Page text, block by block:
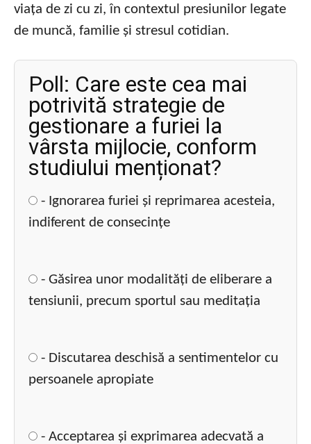
viața de zi cu zi, în contextul presiunilor legate
de muncă, familie și stresul cotidian.
Poll: Care este cea mai
potrivită strategie de
gestionare a furiei la
vârsta mijlocie, conform
studiului menționat?
- Ignorarea furiei și reprimarea acesteia,
indiferent de consecințe
- Găsirea unor modalități de eliberare a
tensiunii, precum sportul sau meditația
- Discutarea deschisă a sentimentelor cu
persoanele apropiate
- Acceptarea și exprimarea adecvată a